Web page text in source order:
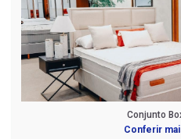
Conjunto
Conferir